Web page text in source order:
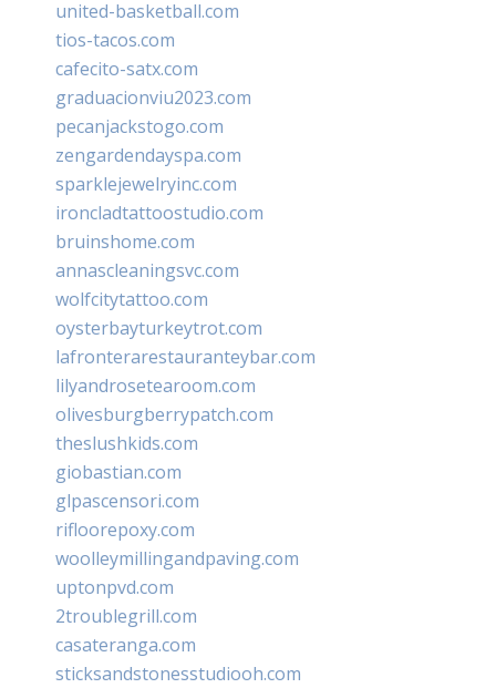
united-basketball.com
tios-tacos.com
cafecito-satx.com
graduacionviu2023.com
pecanjackstogo.com
zengardendayspa.com
sparklejewelryinc.com
ironcladtattoostudio.com
bruinshome.com
annascleaningsvc.com
wolfcitytattoo.com
oysterbayturkeytrot.com
lafronterarestauranteybar.com
lilyandrosetearoom.com
olivesburgberrypatch.com
theslushkids.com
giobastian.com
glpascensori.com
rifloorepoxy.com
woolleymillingandpaving.com
uptonpvd.com
2troublegrill.com
casateranga.com
sticksandstonesstudiooh.com